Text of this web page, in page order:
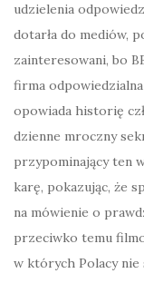
udzielenia
dotarła do mediów,
zainteresowani, bo
firma
opowiada historię
dzienne mroczny
przypominający ten
karę, pokazując, że
na mówienie o
przeciwko temu
w których Polacy nie